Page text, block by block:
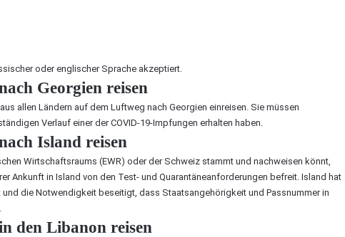
oder englischer Sprache akzeptiert.
Georgien reisen
allen Ländern auf dem Luftweg nach Georgien einreisen. Sie müssen
Verlauf einer der COVID-19-Impfungen erhalten haben.
Island reisen
Wirtschaftsraums (EWR) oder der Schweiz stammt und nachweisen könnt,
Ankunft in Island von den Test- und Quarantäneanforderungen befreit. Island hat
die Notwendigkeit beseitigt, dass Staatsangehörigkeit und Passnummer in
den Libanon reisen